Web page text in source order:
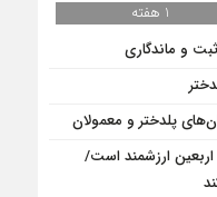
1 هفته
ارزشمند است/